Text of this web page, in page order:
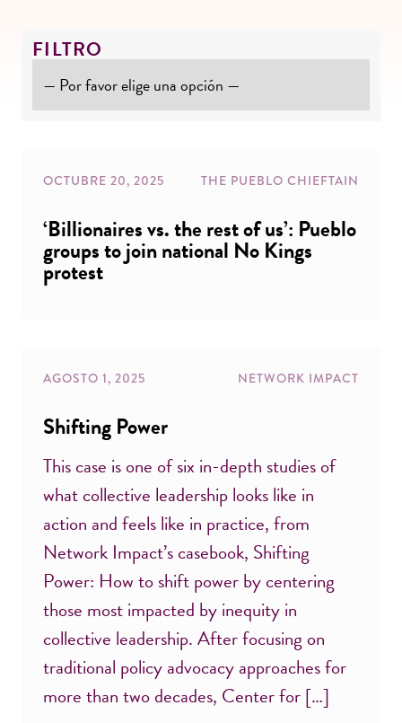
FILTRO
OCTUBRE 20, 2025 THE PUEBLO CHIEFTAIN
‘Billionaires vs. the rest of us’: Pueblo
groups to join national No Kings
protest
AGOSTO 1, 2025 NETWORK IMPACT
Shifting Power
This case is one of six in-depth studies of
what collective leadership looks like in
action and feels like in practice, from
Network Impact’s casebook, Shifting
Power: How to shift power by centering
those most impacted by inequity in
collective leadership. After focusing on
traditional policy advocacy approaches for
more than two decades, Center for […]